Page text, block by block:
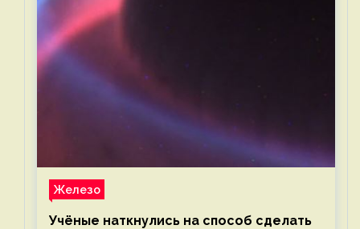
Железо
Учёные наткнулись на способ сделать